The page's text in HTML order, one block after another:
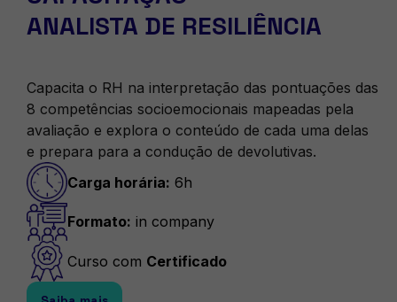
ANALISTA DE RESILIÊNCIA
Capacita o RH na interpretação das pontuações das
8 competências socioemocionais mapeadas pela
avaliação e explora o conteúdo de cada uma delas
e prepara para a condução de devolutivas.
Carga horária: 6h
Formato: in company
Curso com Certificado